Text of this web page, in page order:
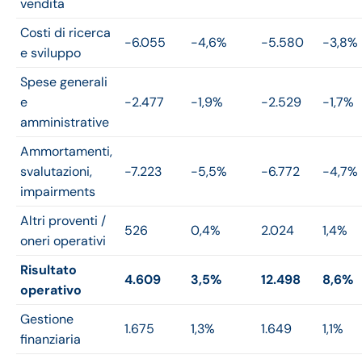
vendita
Costi di ricerca
e sviluppo
-6.055 -4,6% -5.580 -3,8%
Spese generali
e
amministrative
-2.477 -1,9% -2.529 -1,7%
Ammortamenti,
svalutazioni,
impairments
-7.223 -5,5% -6.772 -4,7%
Altri proventi /
oneri operativi
526 0,4% 2.024 1,4%
Risultato
operativo
4.609 3,5% 12.498 8,6%
Gestione
finanziaria
1.675 1,3% 1.649 1,1%